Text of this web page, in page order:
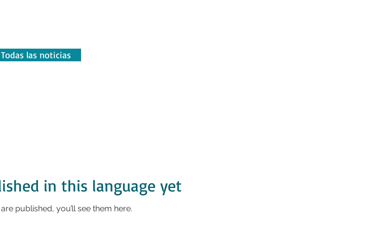
Todas las noticias
in this language yet
published, you’ll see them here.